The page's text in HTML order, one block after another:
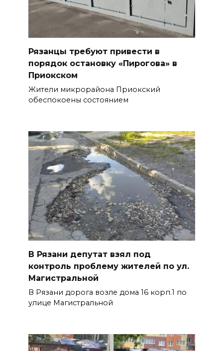
Рязанцы требуют привести в
порядок остановку «Пирогова» в
Приокском
Жители микрорайона Приокский
обеспокоены состоянием
В Рязани депутат взял под
контроль проблему жителей по ул.
Магистральной
В Рязани дорога возле дома 16 корп.1 по
улице Магистральной